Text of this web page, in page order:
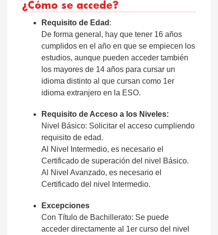
¿Cómo se accede?
Requisito de Edad :
De forma general, hay que tener 16 años
cumplidos en el año en que se empiecen los
estudios, aunque pueden acceder también
los mayores de 14 años para cursar un
idioma distinto al que cursan como 1er
idioma extranjero en la ESO.
Requisito de Acceso a los Niveles:
Nivel Básico: Solicitar el acceso cumpliendo
requisito de edad.
Al Nivel Intermedio, es necesario el
Certificado de superación del nivel Básico.
Al Nivel Avanzado, es necesario el
Certificado del nivel Intermedio.
Excepciones
Con Título de Bachillerato: Se puede
acceder directamente al 1er curso del nivel